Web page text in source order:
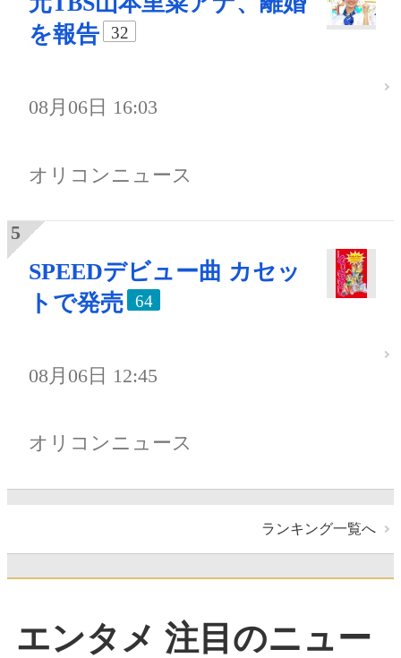
を報告
32
08月06日 16:03
オリコンニュース
SPEEDデビュー曲 カセッ
トで発売
64
08月06日 12:45
オリコンニュース
ランキング一覧へ
エンタメ 注目のニュー